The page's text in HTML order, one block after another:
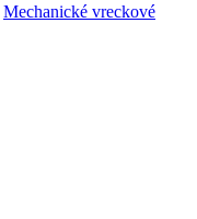
Mechanické vreckové